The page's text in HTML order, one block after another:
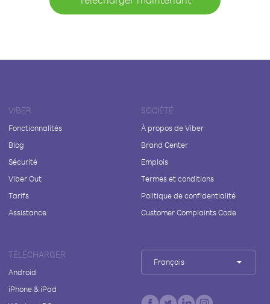
VIBER
Fonctionnalités
Blog
Sécurité
Viber Out
Tarifs
Assistance
SOCIÉTÉ
À propos de Viber
Brand Center
Emplois
Termes et conditions
Politique de confidentialité
Customer Complaints Code
TÉLÉCHARGER
Android
iPhone & iPad
Français